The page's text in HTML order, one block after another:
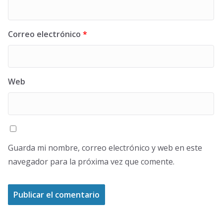
Correo electrónico *
Web
Guarda mi nombre, correo electrónico y web en este
navegador para la próxima vez que comente.